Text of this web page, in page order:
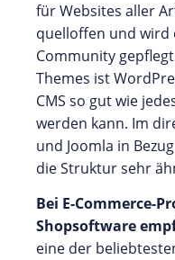
für Websites aller
quelloffen und wird
Community
Themes ist
CMS so gut wie
werden kann. Im
und Joomla in
die Struktur sehr
Bei E-Commerce-
Shopsoftware
eine der